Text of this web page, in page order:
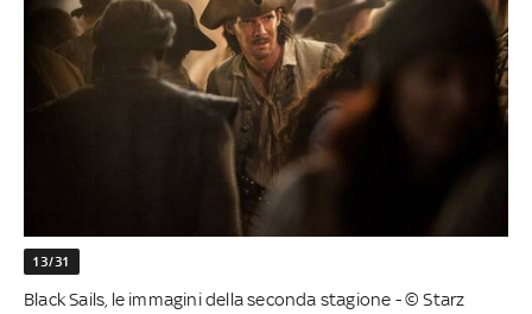
13/31
Black Sails, le immagini della seconda stagione - © Starz